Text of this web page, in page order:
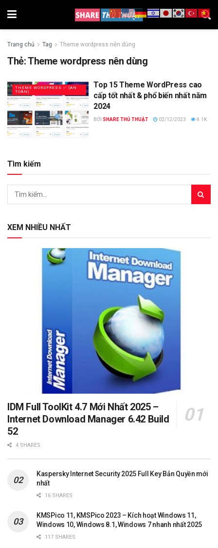
Trang chủ Tag Theme wordpress nên dùng
Thẻ:Theme wordpress nên dùng
THEME WORDPRESS ✅ (AN
TOÀN)
Top 15 Theme WordPress cao
cấp tốt nhất & phổ biến nhất năm
2024
BỞI SHARE THỦ THUẬT 02/12/2023 4.1K
Tìm kiếm
XEM NHIỀU NHẤT
IDM Full ToolKit 4.7 Mới Nhất 2025 –
Internet Download Manager 6.42 Build
52
4 SHARES
Kaspersky Internet Security 2025 Full Key Bản Quyền mới
nhất
16 SHARES
KMSPico 11, KMSPico 2023 – Kích hoạt Windows 11,
Windows 10, Windows 8.1, Windows 7 nhanh nhất 2025
117 SHARES